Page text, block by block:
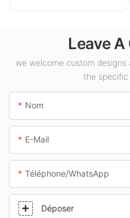
KML-CLA 100W
intérieurs tels que
les stations-service
et les passages
souterrains.
Leave
we welcome custom
the specific
Nom
E-Mail
Téléphone/WhatsApp
Déposer